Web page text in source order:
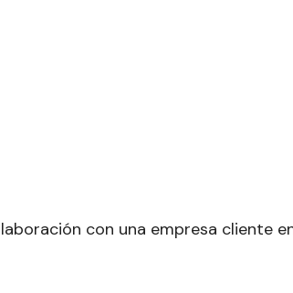
con una empresa cliente